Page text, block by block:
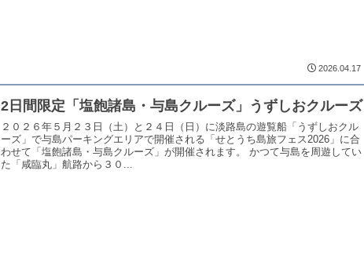
2026.04.17
2日間限定「塩飽諸島・与島クルーズ」うずしおクルーズ
２０２６年５月２３日（土）と２４日（日）に淡路島の遊覧船「うずしおクル
ーズ」で与島パーキングエリアで開催される「せとうち島旅フェス2026」に合
わせて「塩飽諸島・与島クルーズ」が開催されます。 かつて与島を周遊してい
た「咸臨丸」航路から３０...